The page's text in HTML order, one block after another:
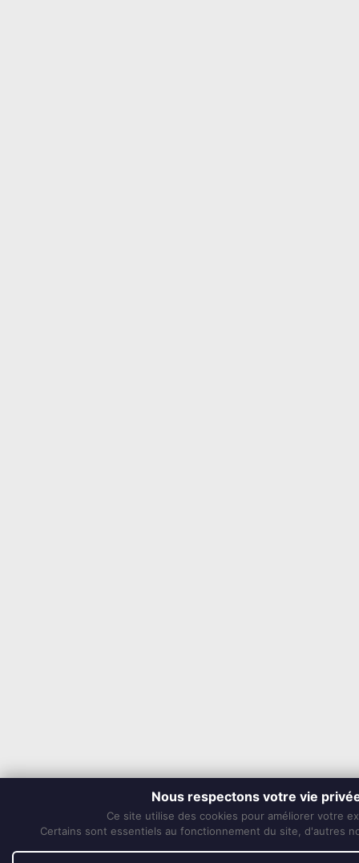
Nous respectons votre vie
Ce site utilise des cookies pour améliorer votre
Certains sont essentiels au fonctionnement du site, d'autres